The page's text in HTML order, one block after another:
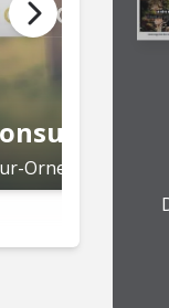
Orne (14)